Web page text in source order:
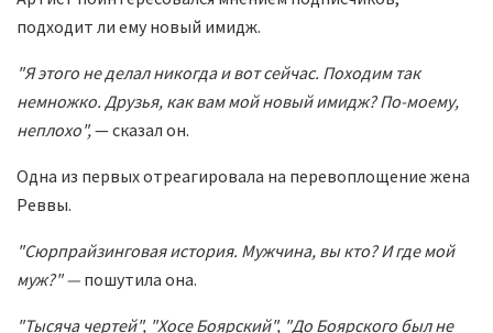
подходит ли ему новый имидж.
"Я этого не делал никогда и вот сейчас. Походим так
немножко. Друзья, как вам мой новый имидж? По-моему,
неплохо",— сказал он.
Одна из первых отреагировала на перевоплощение жена
Реввы.
"Сюрпрайзинговая история. Мужчина, вы кто? И где мой
муж?" — пошутила она.
"Тысяча чертей", "Хосе Боярский", "До Боярского был не